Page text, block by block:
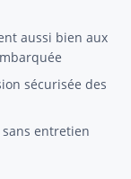
aussi bien aux
sécurisée des
entretien